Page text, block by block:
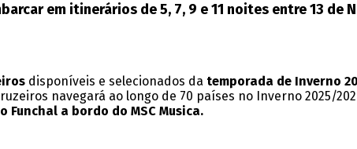
em itinerários de 5, 7, 9 e 11 noites entre 13
disponíveis e selecionados da temporada de Inverno
navegará ao longo de 70 países no Inverno 2025/
Funchal a bordo do MSC Musica.